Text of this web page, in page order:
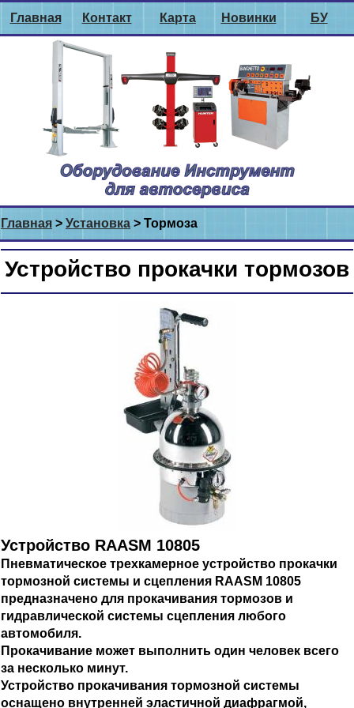
Главная Контакт Карта Новинки БУ
Главная > Установка > Тормоза
Устройство прокачки тормозов
Устройство RAASM 10805
Пневматическое трехкамерное устройство прокачки
тормозной системы и сцепления RAASM 10805
предназначено для прокачивания тормозов и
гидравлической системы сцепления любого
автомобиля.
Прокачивание может выполнить один человек всего
за несколько минут.
Устройство прокачивания тормозной системы
оснащено внутренней эластичной диафрагмой,